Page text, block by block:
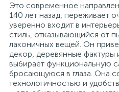
Это современное
140 лет назад, переживает
уверенно входит в
стиль, отказывающийся от
лаконичных вещей. Он
декор, деревянные фактуры
выбирает функциональную
бросающуюся в глаза. Она
технологичностью и